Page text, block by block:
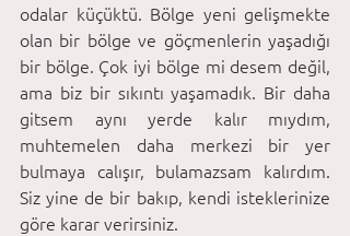
odalar küçüktü. Bölge yeni gelişmekte
olan bir bölge ve göçmenlerin yaşadığı
bir bölge. Çok iyi bölge mi desem değil,
ama biz bir sıkıntı yaşamadık. Bir daha
gitsem aynı yerde kalır mıydım,
muhtemelen daha merkezi bir yer
bulmaya calışır, bulamazsam kalırdım.
Siz yine de bir bakıp, kendi isteklerinize
göre karar verirsiniz.